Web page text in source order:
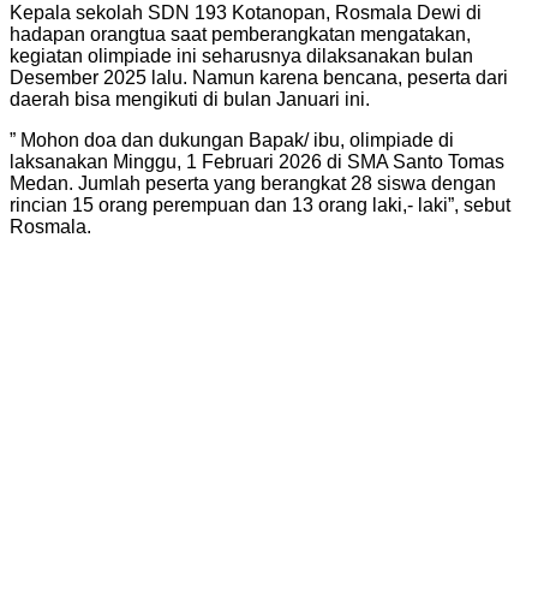
Kepala sekolah SDN 193 Kotanopan, Rosmala Dewi di
hadapan orangtua saat pemberangkatan mengatakan,
kegiatan olimpiade ini seharusnya dilaksanakan bulan
Desember 2025 lalu. Namun karena bencana, peserta dari
daerah bisa mengikuti di bulan Januari ini.
” Mohon doa dan dukungan Bapak/ ibu, olimpiade di
laksanakan Minggu, 1 Februari 2026 di SMA Santo Tomas
Medan. Jumlah peserta yang berangkat 28 siswa dengan
rincian 15 orang perempuan dan 13 orang laki,- laki”, sebut
Rosmala.